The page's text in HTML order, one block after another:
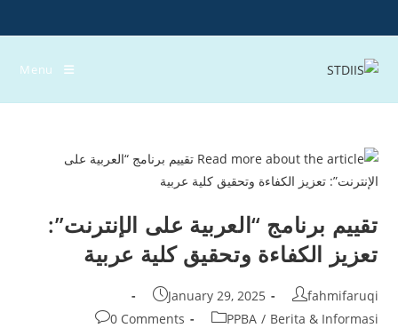
to
content
Menu
تقييم برنامج “العربية على الإنترنت”:
تعزيز الكفاءة وتحقيق كلية عربية
Post
author:
fahmifaruqi
Post
published:
January 29, 2025
Post
PPBA / Berita & Informasi
Post
0 Comments